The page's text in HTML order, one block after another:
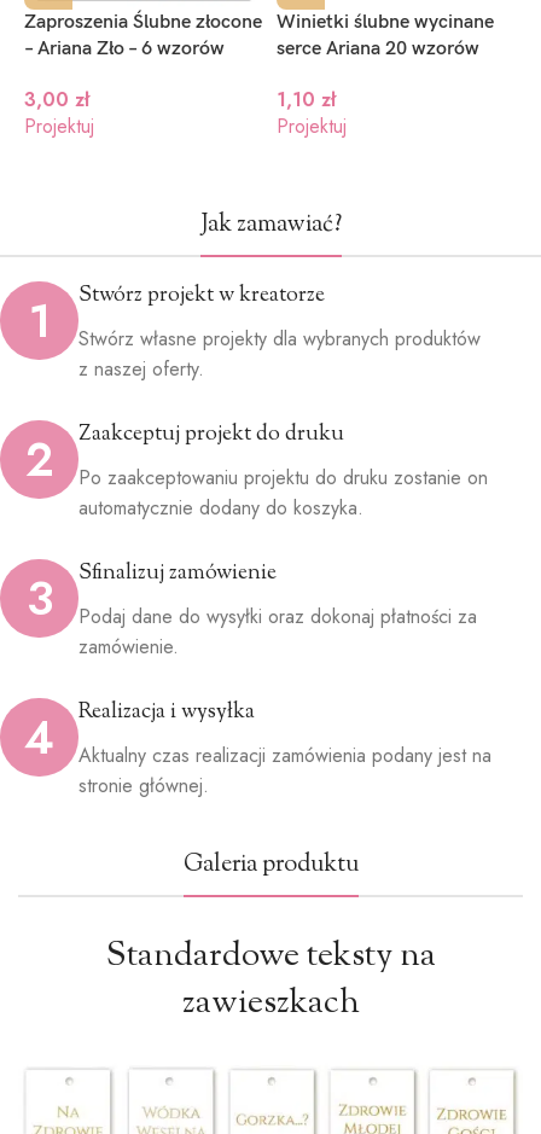
Zaproszenia Ślubne złocone
– Ariana Zło – 6 wzorów
3,00 zł
Projektuj
Winietki ślubne wycinane
serce Ariana 20 wzorów
1,10 zł
Projektuj
Jak zamawiać?
1 Stwórz projekt w kreatorze
Stwórz własne projekty dla wybranych produktów
z naszej oferty.
2 Zaakceptuj projekt do druku
Po zaakceptowaniu projektu do druku zostanie on
automatycznie dodany do koszyka.
3 Sfinalizuj zamówienie
Podaj dane do wysyłki oraz dokonaj płatności za
zamówienie.
4 Realizacja i wysyłka
Aktualny czas realizacji zamówienia podany jest na
stronie głównej.
Galeria produktu
Standardowe teksty na
zawieszkach